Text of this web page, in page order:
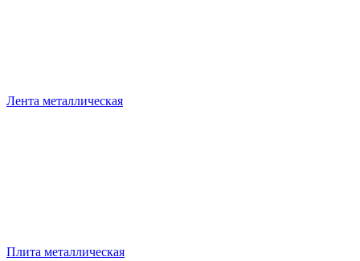
Лента металлическая
Плита металлическая